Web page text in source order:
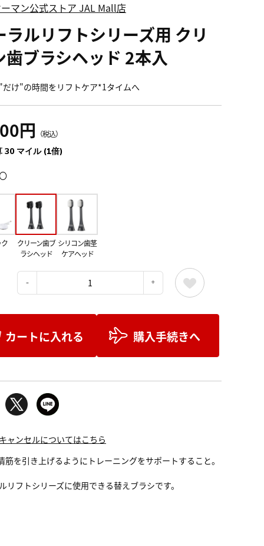
マン公式ストア JAL Mall店
ラルリフトシリーズ用 クリ
歯ブラシヘッド 2本入
け"の時間をリフトケア*1タイムへ
円 （税込）
30 マイル (1倍)
クリーン歯ブ
ラシヘッド
シリコン歯茎
ケアヘッド
カートに入れる 購入手続きへ
ャンセルについてはこちら
筋を引き上げるようにトレーニングをサポートすること。
リフトシリーズに使用できる替えブラシです。